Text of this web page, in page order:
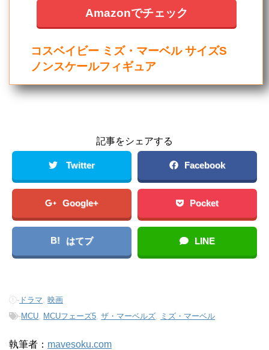
Amazonでチェック
コスベイビー ミズ・マーベル サイズS
ノンスケールフィギュア
記事をシェアする
Twitter Facebook
Google+ Pocket
B! はてブ LINE
- ドラマ 映画
-MCU MCUフェーズ5 ,ザ・マーベルズ ミズ・マーベル
執筆者： mavesoku.com